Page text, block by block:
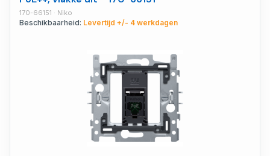
170-66151 · Niko
Beschikbaarheid: Levertijd +/- 4 werkdagen